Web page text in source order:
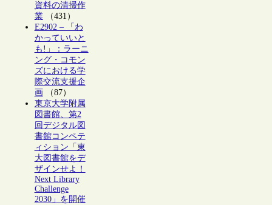
資料の清掃作
業（431）
E2902 – 「わ
かっていいと
も!」：ラーニ
ング・コモン
ズにおける学
際交流支援企
画 （87）
東京大学附属
図書館、第2
回デジタル図
書館コンペテ
ィション「東
大図書館をデ
ザインせよ！
Next Library
Challenge
2030」を開催